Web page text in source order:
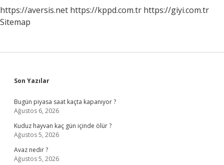
Alınır
https://aversis.net https://kppd.com.tr https://giyi.com.tr
Sitemap
Sidebar
Son Yazılar
Bugün piyasa saat kaçta kapanıyor ?
Ağustos 6, 2026
Kuduz hayvan kaç gün içinde ölür ?
Ağustos 5, 2026
Avaz nedir ?
Ağustos 5, 2026